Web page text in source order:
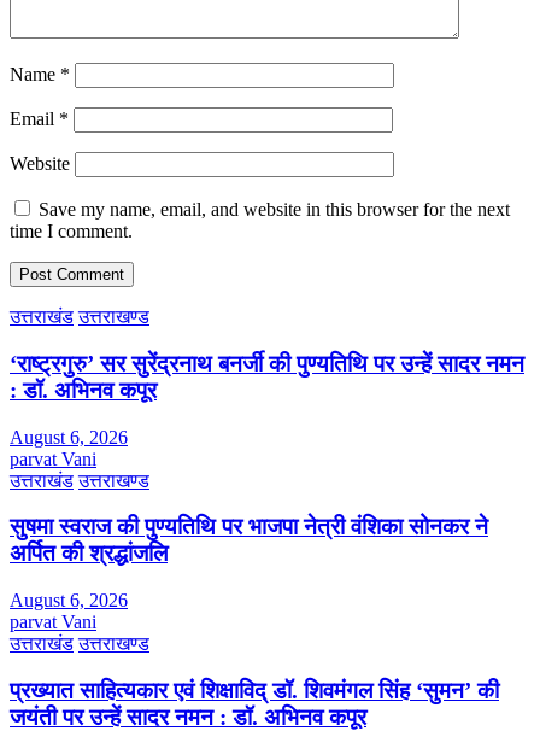
Name *
Email *
Website
Save my name, email, and website in this browser for the next
time I comment.
उत्तराखंड उत्तराखण्ड
‘राष्ट्रगुरु’ सर सुरेंद्रनाथ बनर्जी की पुण्यतिथि पर उन्हें सादर नमन
: डॉ. अभिनव कपूर
August 6, 2026
parvat Vani
उत्तराखंड उत्तराखण्ड
सुषमा स्वराज की पुण्यतिथि पर भाजपा नेत्री वंशिका सोनकर ने
अर्पित की श्रद्धांजलि
August 6, 2026
parvat Vani
उत्तराखंड उत्तराखण्ड
प्रख्यात साहित्यकार एवं शिक्षाविद् डॉ. शिवमंगल सिंह ‘सुमन’ की
जयंती पर उन्हें सादर नमन : डॉ. अभिनव कपूर